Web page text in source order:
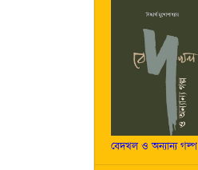
বেদখল ও অন্যান্য গল্প